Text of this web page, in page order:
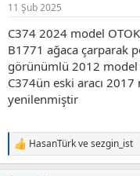
11 Şub 2025
C374 2024 model
B1771 ağaca çarparak
görünümlü 2012 model
C374ün eski aracı 2017
yenilenmiştir
T
e
HasanTürkvesezgin_ist